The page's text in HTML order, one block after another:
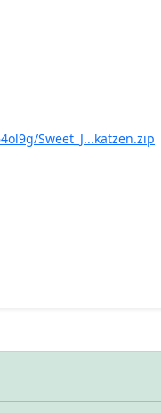
Sweet_J...katzen.zip